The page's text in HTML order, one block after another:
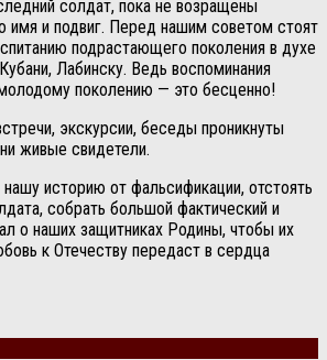
солдат, пока не возращены
имя и подвиг. Перед нашим советом стоят
подрастающего поколения в духе
Лабинску. Ведь воспоминания
поколению — это бесценно!
экскурсии, беседы проникнуты
живые свидетели.
историю от фальсификации, отстоять
собрать большой фактический и
о наших защитниках Родины, чтобы их
к Отечеству передаст в сердца